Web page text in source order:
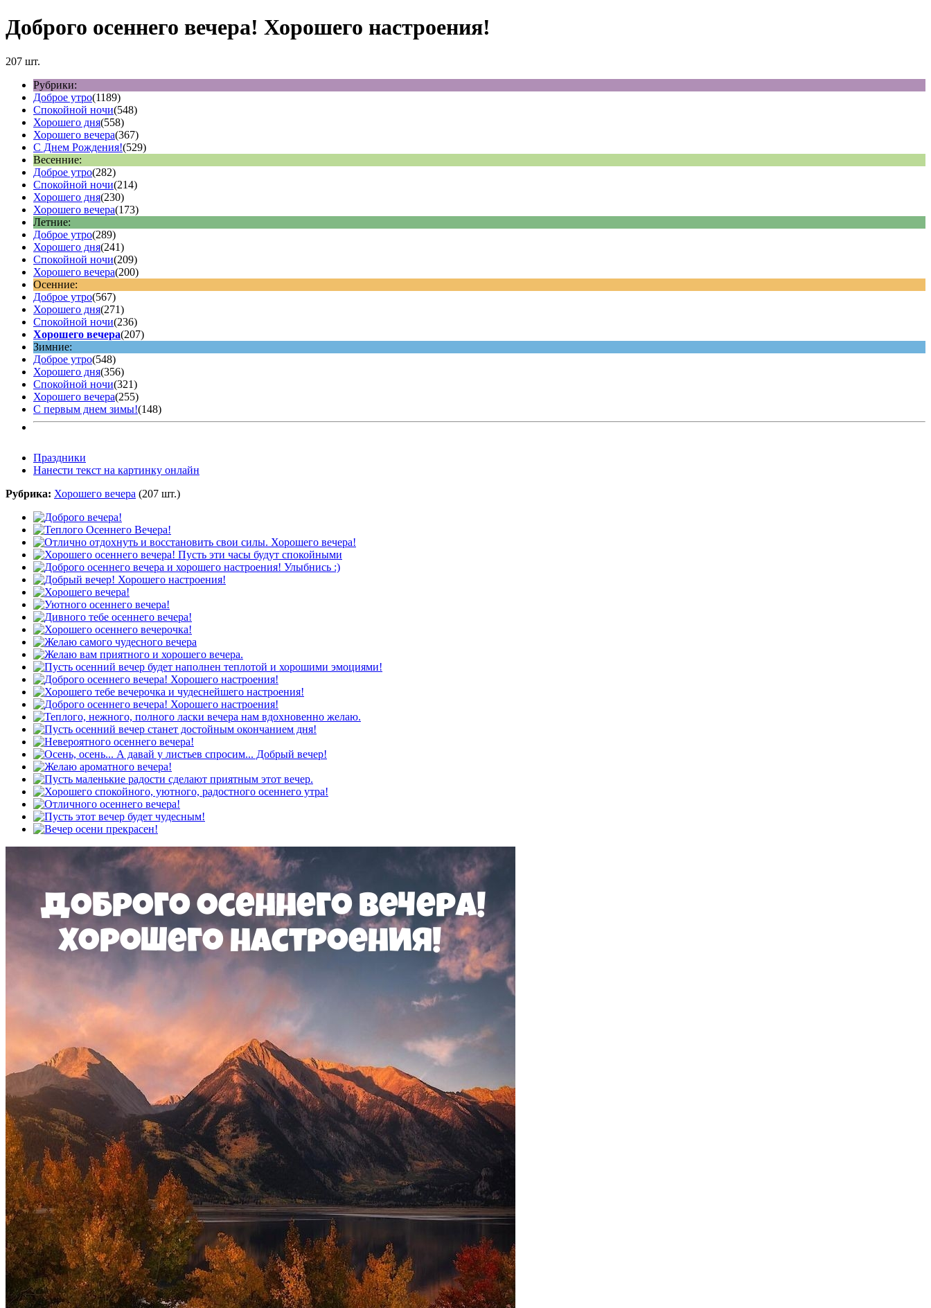
Доброго осеннего вечера! Хорошего настроения!
207 шт.
Рубрики:
Доброе утро(1189)
Спокойной ночи(548)
Хорошего дня(558)
Хорошего вечера(367)
С Днем Рождения!(529)
Весенние:
Доброе утро(282)
Спокойной ночи(214)
Хорошего дня(230)
Хорошего вечера(173)
Летние:
Доброе утро(289)
Хорошего дня(241)
Спокойной ночи(209)
Хорошего вечера(200)
Осенние:
Доброе утро(567)
Хорошего дня(271)
Спокойной ночи(236)
Хорошего вечера(207)
Зимние:
Доброе утро(548)
Хорошего дня(356)
Спокойной ночи(321)
Хорошего вечера(255)
С первым днем зимы!(148)
Праздники
Нанести текст на картинку онлайн
Рубрика: Хорошего вечера (207 шт.)